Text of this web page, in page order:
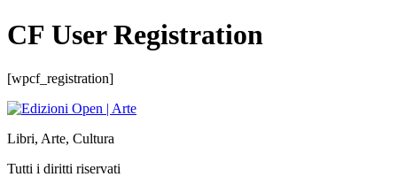
CF User Registration
[wpcf_registration]
Libri, Arte, Cultura
Tutti i diritti riservati